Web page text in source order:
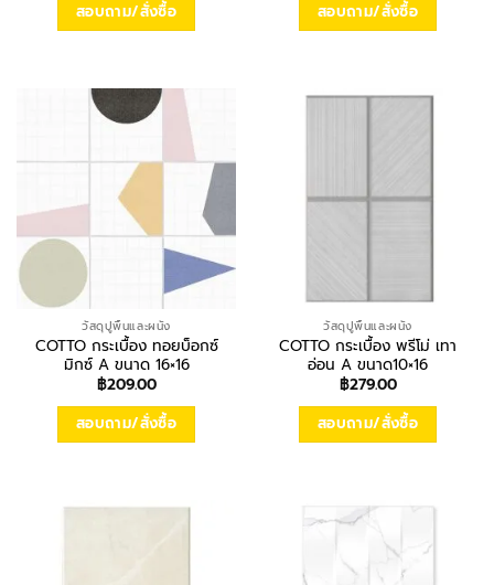
สอบถาม/สั่งซื้อ สอบถาม/สั่งซื้อ
วัสดุปูพื้นและผนัง
COTTO กระเบื้อง ทอยบ็อกซ์
มิกซ์ A ขนาด 16×16
฿209.00
สอบถาม/สั่งซื้อ
วัสดุปูพื้นและผนัง
COTTO กระเบื้อง พรีโม่ เทา
อ่อน A ขนาด10×16
฿279.00
สอบถาม/สั่งซื้อ